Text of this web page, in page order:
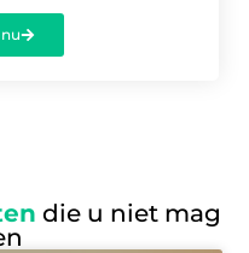
die u niet mag